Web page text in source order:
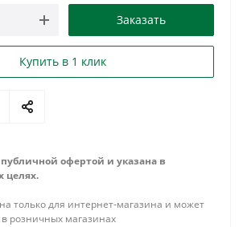
Заказать
Купить в 1 клик
офертой и указана в
целях.
только для интернет-магазина и может
розничных магазинах